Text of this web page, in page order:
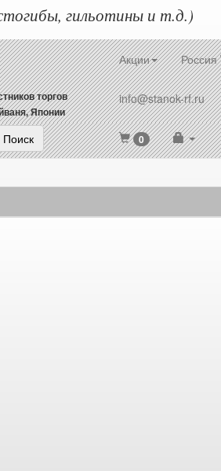
гильотины и т.д.)
торгов
Японии
Поиск
Акции Россия
info@stanok-rf.ru
0